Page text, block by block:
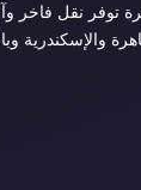
توفر نقل فاخر
والإسكندرية